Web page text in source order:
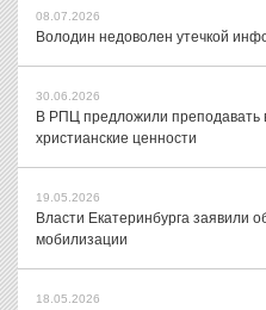
08.07.2026
Володин недоволен утечкой
30.06.2026
В РПЦ предложили преподавать
христианские ценности
19.05.2026
Власти Екатеринбурга заявили
мобилизации
18.05.2026